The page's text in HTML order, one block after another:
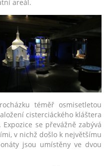
areál.
téměř osmisetletou
cisterciáckého kláštera
se převážně zabývá
v nichž došlo k největšímu
jsou umístěny ve dvou